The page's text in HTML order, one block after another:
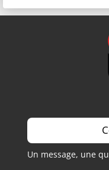
Un message, une